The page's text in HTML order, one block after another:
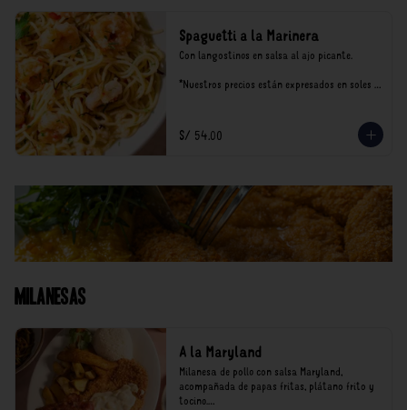
Spaguetti a la Marinera
Con langostinos en salsa al ajo picante.
*Nuestros precios están expresados en soles e
S/ 54.00
Milanesas
A la Maryland
Milanesa de pollo con salsa Maryland,
acompañada de papas fritas, plátano frito y
tocino.